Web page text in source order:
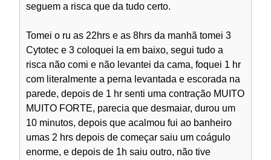
seguem a risca que da tudo certo.
Tomei o ru as 22hrs e as 8hrs da manhã tomei 3
Cytotec e 3 coloquei la em baixo, segui tudo a
risca não comi e não levantei da cama, foquei 1 hr
com literalmente a perna levantada e escorada na
parede, depois de 1 hr senti uma contração MUITO
MUITO FORTE, parecia que desmaiar, durou um
10 minutos, depois que acalmou fui ao banheiro
umas 2 hrs depois de começar saiu um coágulo
enorme, e depois de 1h saiu outro, não tive